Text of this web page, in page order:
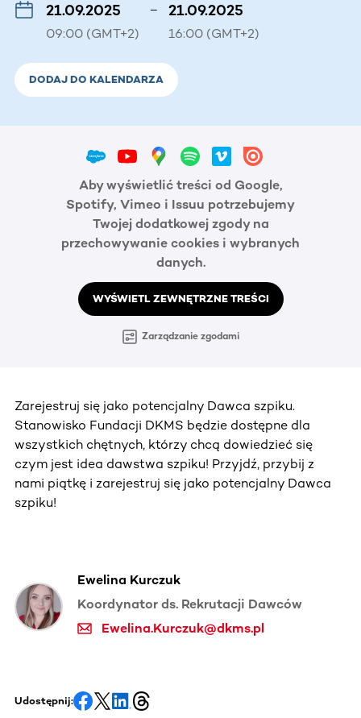
21.09.2025
09:00 (GMT+2)
– 21.09.2025
16:00 (GMT+2)
DODAJ DO KALENDARZA
Aby wyświetlić treści od Google,
Spotify, Vimeo i Issuu potrzebujemy
Twojej dodatkowej zgody na
przechowywanie cookies i wybranych
danych.
WYŚWIETL ZEWNĘTRZNE TREŚCI
Zarządzanie zgodami
Zarejestruj się jako potencjalny Dawca szpiku.
Stanowisko Fundacji DKMS będzie dostępne dla
wszystkich chętnych, którzy chcą dowiedzieć się
czym jest idea dawstwa szpiku! Przyjdź, przybij z
nami piątkę i zarejestruj się jako potencjalny Dawca
szpiku!
Ewelina Kurczuk
Koordynator ds. Rekrutacji Dawców
Ewelina.Kurczuk@dkms.pl
Udostępnij: